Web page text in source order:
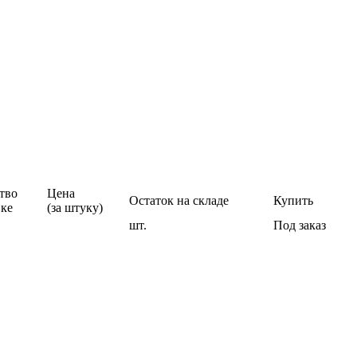
Цена
(за штуку)
Остаток на складе
Купить
шт. Под заказ